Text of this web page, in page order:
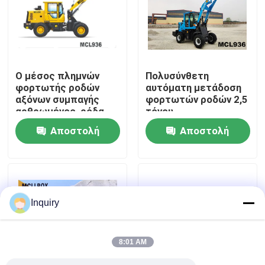
Γύρος εργοστασίων
Ποιοτικός έλεγχος
Μας ελάτε σε επαφή με
Ειδήσεις
Ζητήστε ένα απόσπασμα
Μηχανή φορτωτών ροδών
Ο μέσος πλημνών
φορτωτής ροδών
αξόνων συμπαγής
αρθρωμένος, ρόδα
1670-20 κύλησε το
φορτωτή ροδών
μπροστινών μερών
Αποστολή
Πολυσύνθετη
αυτόματη μετάδοση
φορτωτών ροδών 2,5
τόνου
Αποστολή
Inquiry
8:01 AM